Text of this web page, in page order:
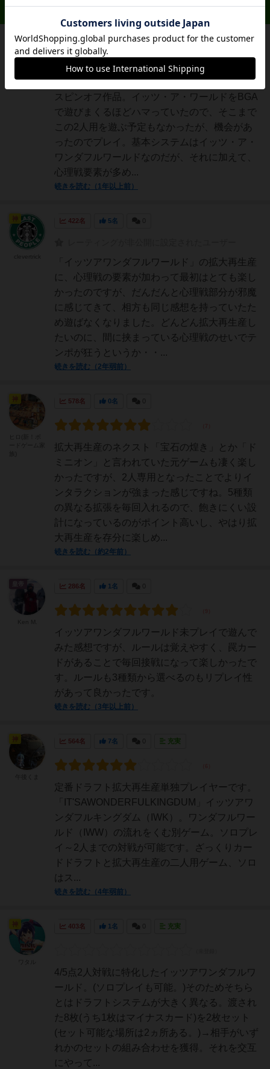
485名 2名 0 充実
6/10イッツ・ア・ワンダフルワールドの２人用
スピンオフ作品。イッツ・ア・ワールドをBGA
で遊びまくるほどハマっていたので、そこまで
この2人用を遊ぶ予定もなかったが、機会があ
ったのでプレイ。基本システムはイッツ・ア・
ワンダフルワールドなのだが、それに加えて、
心理戦要素が多め...
続きを読む（1年以上前）
神
422名 5名
「イッツアワンダフルワールド」の拡大再生産
に、心理戦の要素が加わって最初はとても楽し
かったのですが、だんだんと心理戦部分が邪魔
に感じてきて、相方も同じ感想を持っていたた
め遊ばなくなりました。どんどん拡大再生産し
たいのに、間に挟まっている心理戦のせいでテ
ンポが狂うというか・・...
続きを読む（2年弱前）
神
578名 0名
拡大再生産のネクスト「宝石の煌き」とか「ド
ミニオン」と言われていた元ゲームも凄く楽し
かったですが、2人専用となったことでよりイ
ンタラクションが強まった感じですね。5種類
の異なる拡張を毎回入れるので、飽きにくい設
計になっているのがポイント高いし、やはり拡
大再生産を存分に楽しめ...
続きを読む（約2年前）
神
286名 1名
イッツアワンダフルワールド未プレイで遊んで
みた感想ですが、ルールは覚えやすく、罠カー
ドがあることで毎回接戦になって楽しかったで
す。ルールも3種類から選べるのもリプレイ性
があって良かったです。
続きを読む（3年以上前）
564名 7名 充実
定番ドラフト拡大再生産単独プレイヤーです。
「IT'SAWONDERFULKINGDUM」イッツアワ
ンダフルキングダム（IWK）。ワンダフルワー
ルド（IWW）の流れをくむ別ゲーム。ソロプレ
イ～2人までの対戦が可能です。ざっくりカー
ドドラフトと拡大再生産の二人用ゲーム、ソロ
はス...
続きを読む（4年弱前）
神
403名 1名 充実
4/5点2人対戦に特化したイッツアワンダフルワ
ールド。(ソロプレイも可能。)そのためそちら
とはドラフトシステムが大きく異なる。渡され
た8枚(うち1枚はマイナスカード)を2枚セット
(セット可能な場所は2ヵ所ある。)→相手がいず
れかのセットの組み合わせを獲得。それを交互
にやって...
神